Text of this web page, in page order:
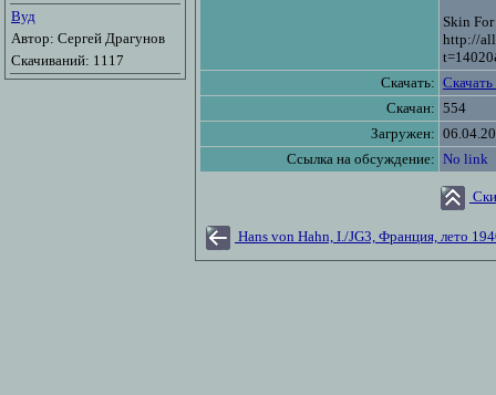
Вуд
Автор: Сергей Драгунов
Скачиваний: 1117
Skin
http://
Скачать: Скачать
Скачан: 554
Загружен:
Ссылка на обсуждение: No link
Hans von Hahn, I./JG3, Франция, лето